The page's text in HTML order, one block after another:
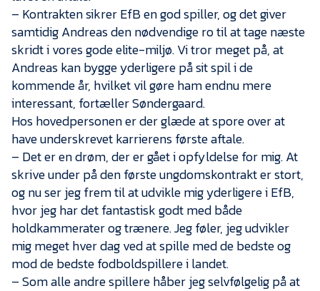
– Kontrakten sikrer EfB en god spiller, og det giver
samtidig Andreas den nødvendige ro til at tage næste
skridt i vores gode elite-miljø. Vi tror meget på, at
Andreas kan bygge yderligere på sit spil i de
kommende år, hvilket vil gøre ham endnu mere
interessant, fortæller Søndergaard.
Hos hovedpersonen er der glæde at spore over at
have underskrevet karrierens første aftale.
– Det er en drøm, der er gået i opfyldelse for mig. At
skrive under på den første ungdomskontrakt er stort,
og nu ser jeg frem til at udvikle mig yderligere i EfB,
hvor jeg har det fantastisk godt med både
holdkammerater og trænere. Jeg føler, jeg udvikler
mig meget hver dag ved at spille med de bedste og
mod de bedste fodboldspillere i landet.
– Som alle andre spillere håber jeg selvfølgelig på at